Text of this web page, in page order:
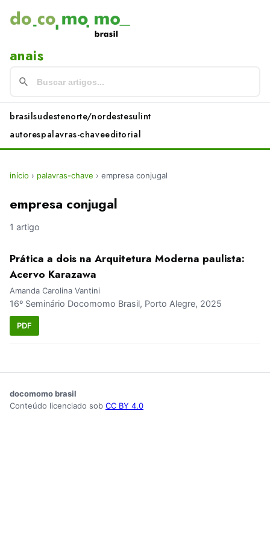
anais
brasilsudestenorte/nordestesulint
autorespalavras-chaveeditorial
início › palavras-chave › empresa conjugal
empresa conjugal
1 artigo
Prática a dois na Arquitetura Moderna paulista:
Acervo Karazawa
Amanda Carolina Vantini
16º Seminário Docomomo Brasil, Porto Alegre, 2025
PDF
docomomo brasil
Conteúdo licenciado sob CC BY 4.0